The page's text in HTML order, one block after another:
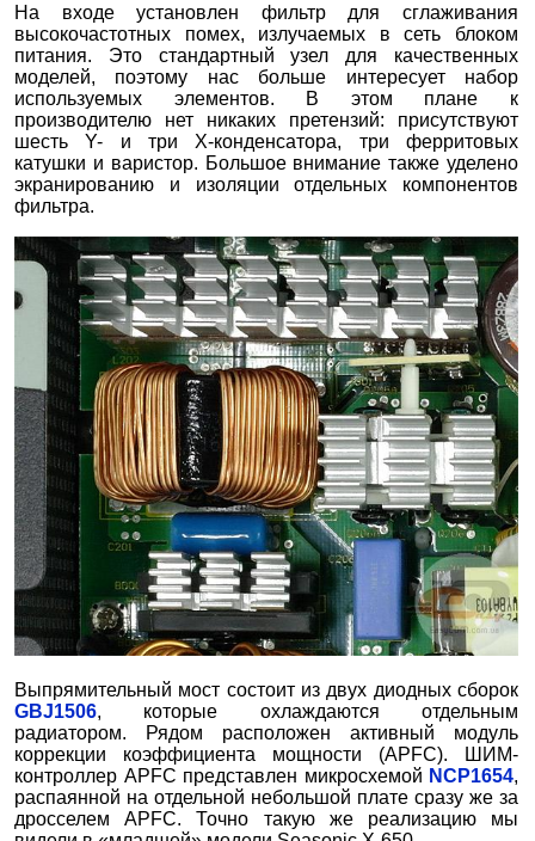
На входе установлен фильтр для сглаживания
высокочастотных помех, излучаемых в сеть блоком
питания. Это стандартный узел для качественных
моделей, поэтому нас больше интересует набор
используемых элементов. В этом плане к
производителю нет никаких претензий: присутствуют
шесть Y- и три Х-конденсатора, три ферритовых
катушки и варистор. Большое внимание также уделено
экранированию и изоляции отдельных компонентов
фильтра.
Выпрямительный мост состоит из двух диодных сборок
GBJ1506, которые охлаждаются отдельным
радиатором. Рядом расположен активный модуль
коррекции коэффициента мощности (APFC). ШИМ-
контроллер APFC представлен микросхемой NCP1654,
распаянной на отдельной небольшой плате сразу же за
дросселем APFC. Точно такую же реализацию мы